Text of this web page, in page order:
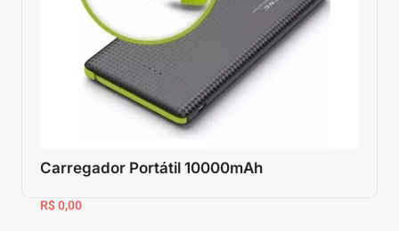
Carregador Portátil 10000mAh
R$ 0,00